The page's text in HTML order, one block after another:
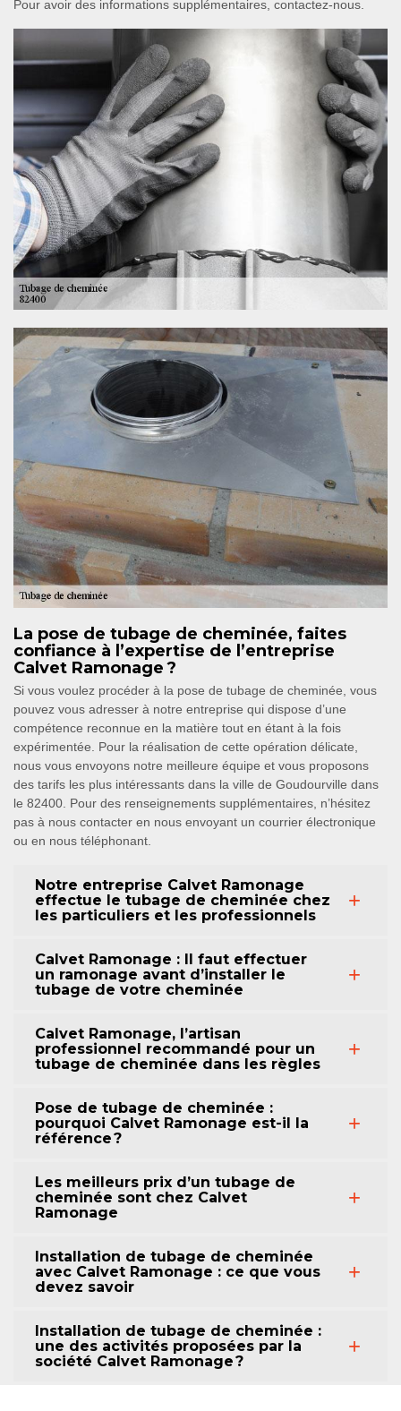
Pour avoir des informations supplémentaires, contactez-nous.
La pose de tubage de cheminée, faites
confiance à l’expertise de l’entreprise
Calvet Ramonage ?
Si vous voulez procéder à la pose de tubage de cheminée, vous
pouvez vous adresser à notre entreprise qui dispose d’une
compétence reconnue en la matière tout en étant à la fois
expérimentée. Pour la réalisation de cette opération délicate,
nous vous envoyons notre meilleure équipe et vous proposons
des tarifs les plus intéressants dans la ville de Goudourville dans
le 82400. Pour des renseignements supplémentaires, n’hésitez
pas à nous contacter en nous envoyant un courrier électronique
ou en nous téléphonant.
Notre entreprise Calvet Ramonage
effectue le tubage de cheminée chez
les particuliers et les professionnels
Calvet Ramonage : Il faut effectuer
un ramonage avant d’installer le
tubage de votre cheminée
Calvet Ramonage, l’artisan
professionnel recommandé pour un
tubage de cheminée dans les règles
Pose de tubage de cheminée :
pourquoi Calvet Ramonage est-il la
référence ?
Les meilleurs prix d’un tubage de
cheminée sont chez Calvet
Ramonage
Installation de tubage de cheminée
avec Calvet Ramonage : ce que vous
devez savoir
Installation de tubage de cheminée :
une des activités proposées par la
société Calvet Ramonage ?